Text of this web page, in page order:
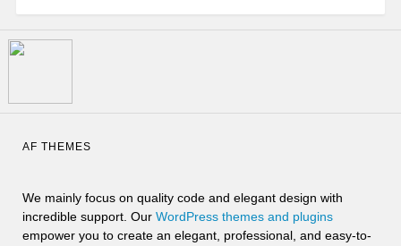
AF THEMES
We mainly focus on quality code and elegant design with
incredible support. Our WordPress themes and plugins
empower you to create an elegant, professional, and easy-to-